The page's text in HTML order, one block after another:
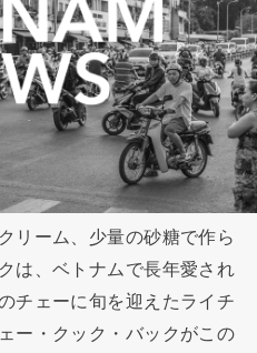
リーム、少量の砂糖で作ら
は、ベトナムで長年愛され
チェーに旬を迎えたライチ
ー・クック・バックがこの